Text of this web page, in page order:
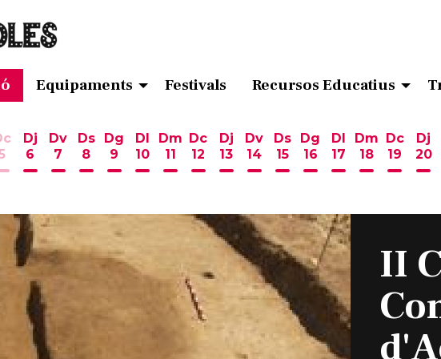
Equipaments Festivals Recursos Educatius
d'agost
d'agost
4 d'agost
Dimecres 5 d'agost
Dj
6
Dijous 6 d'agost
Dv
7
Divendres 7 d'agost
Ds
8
Dissabte 8 d'agost
Dg
9
Diumenge 9 d'agost
Dl
10
Dilluns 10 d'agost
Dm
11
Dimarts 11 d'agost
Dc
12
Dimecres 12 d'agost
Dj
13
Dijous 13 d'agost
Dv
14
Divendres 14 d'agost
Ds
15
Dissabte 15 d'agost
Dg
16
Diumenge 16
Dl
17
Dilluns 17
Dm
18
Dimarts 18
Dc
19
Dj
20
II